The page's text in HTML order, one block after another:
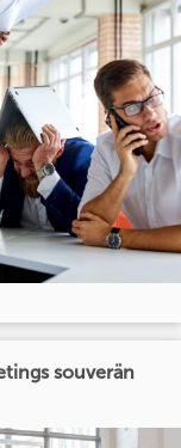
souverän